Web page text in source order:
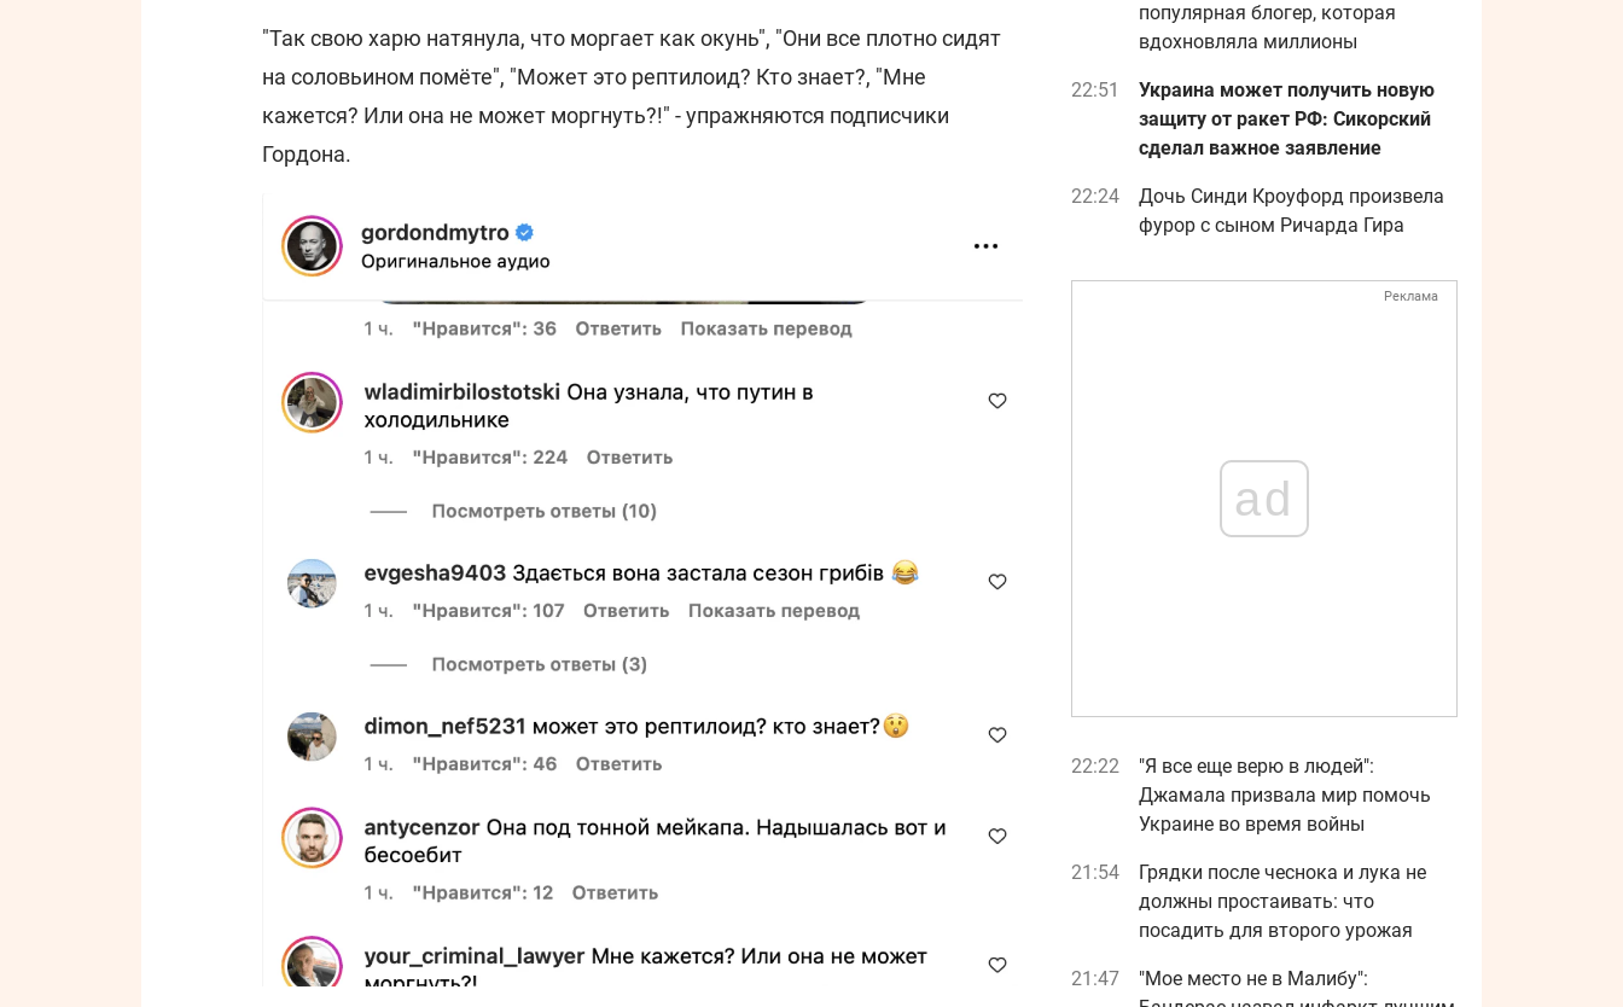
"Так свою харю натянула, что моргает как окунь", "Они все плотно сидят
на соловьином помёте", "Может это рептилоид? Кто знает?, "Мне
кажется? Или она не может моргнуть?!" - упражняются подписчики
Гордона.
популярная блогер, которая
вдохновляла миллионы
22:51
Украина может получить новую
защиту от ракет РФ: Сикорский
сделал важное заявление
22:24
Дочь Синди Кроуфорд произвела
фурор с сыном Ричарда Гира
Реклама
ad
22:22
"Я все еще верю в людей":
Джамала призвала мир помочь
Украине во время войны
21:54
Грядки после чеснока и лука не
должны простаивать: что
посадить для второго урожая
21:47
"Мое место не в Малибу":